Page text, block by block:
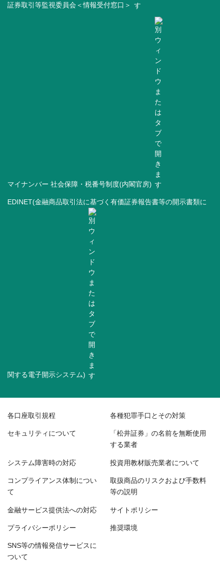
証券取引等監視委員会＜情報受付窓口＞
マイナンバー 社会保障・税番号制度(内閣官房)
EDINET(金融商品取引法に基づく有価証券報告書等の開示書類に
関する電子開示システム)
各口座取引規程 各種犯罪手口とその対策
セキュリティについて 「松井証券」の名前を無断使用
する業者
システム障害時の対応 投資用教材販売業者について
コンプライアンス体制につい
て
取扱商品のリスクおよび手数料
等の説明
金融サービス提供法への対応 サイトポリシー
プライバシーポリシー 推奨環境
SNS等の情報発信サービスに
ついて